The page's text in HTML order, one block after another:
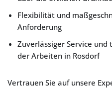
Flexibilität und
Anforderung
Zuverlässiger Service
der Arbeiten in Rosdorf
Vertrauen Sie auf unsere